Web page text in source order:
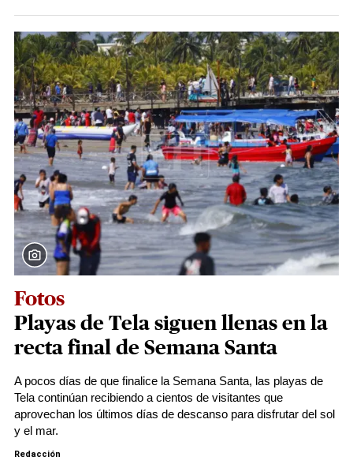
Fotos
Playas de Tela siguen llenas en la
recta final de Semana Santa
A pocos días de que finalice la Semana Santa, las playas de
Tela continúan recibiendo a cientos de visitantes que
aprovechan los últimos días de descanso para disfrutar del sol
y el mar.
Redacción